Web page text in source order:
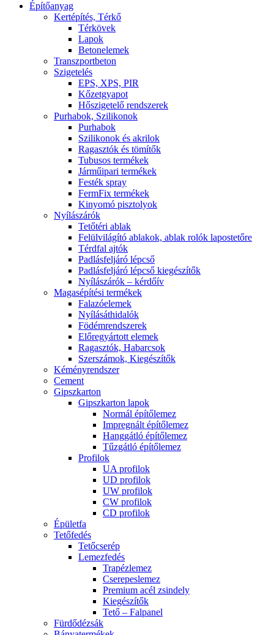
Építőanyag
Kertépítés, Térkő
Térkövek
Lapok
Betonelemek
Transzportbeton
Szigetelés
EPS, XPS, PIR
Kőzetgyapot
Hőszigetelő rendszerek
Purhabok, Szilikonok
Purhabok
Szilikonok és akrilok
Ragasztók és tömítők
Tubusos termékek
Járműipari termékek
Festék spray
FermFix termékek
Kinyomó pisztolyok
Nyílászárók
Tetőtéri ablak
Felülvilágító ablakok, ablak rolók lapostetőre
Térdfal ajtók
Padlásfeljáró lépcső
Padlásfeljáró lépcső kiegészítők
Nyílászárók – kérdőív
Magasépítési termékek
Falazóelemek
Nyílásáthidalók
Födémrendszerek
Előregyártott elemek
Ragasztók, Habarcsok
Szerszámok, Kiegészítők
Kéményrendszer
Cement
Gipszkarton
Gipszkarton lapok
Normál építőlemez
Impregnált építőlemez
Hanggátló építőlemez
Tűzgátló építőlemez
Profilok
UA profilok
UD profilok
UW profilok
CW profilok
CD profilok
Épületfa
Tetőfedés
Tetőcserép
Lemezfedés
Trapézlemez
Cserepeslemez
Premium acél zsindely
Kiegészítők
Tető – Falpanel
Fürdődézsák